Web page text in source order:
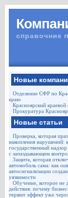
справочник
Новые
Отделение СФР по
краю
Красноярский краевой
Прокуратура
Новые статьи
Проверка, которая
накопления нарушений:
государственный надзор
с запаздывающим
Защита, которая
автомобиль сама: как
автосигнализации
уязвимости
Обучение, которое не
действия: почему
теряют эффект уже